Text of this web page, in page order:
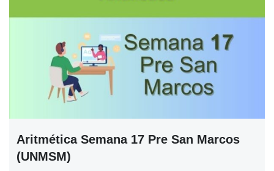
Aritmética Semana 17 Pre San Marcos
(UNMSM)